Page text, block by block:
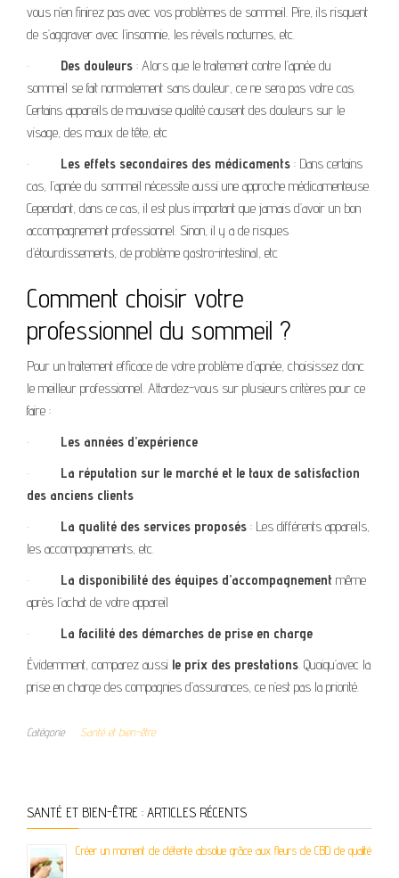
vous n’en finirez pas avec vos problèmes de sommeil. Pire, ils risquent
de s’aggraver avec l’insomnie, les réveils nocturnes, etc.
·
Des douleurs : Alors que le traitement contre l’apnée du
sommeil se fait normalement sans douleur, ce ne sera pas votre cas.
Certains appareils de mauvaise qualité causent des douleurs sur le
visage, des maux de tête, etc
·
Les effets secondaires des médicaments : Dans certains
cas, l’apnée du sommeil nécessite aussi une approche médicamenteuse.
Cependant, dans ce cas, il est plus important que jamais d’avoir un bon
accompagnement professionnel. Sinon, il y a de risques
d’étourdissements, de problème gastro-intestinal, etc
Comment choisir votre
professionnel du sommeil ?
Pour un traitement efficace de votre problème d’apnée, choisissez donc
le meilleur professionnel. Attardez-vous sur plusieurs critères pour ce
faire :
·
Les années d’expérience
·
La réputation sur le marché et le taux de satisfaction
des anciens clients
· La qualité des services proposés : Les différents appareils,
les accompagnements, etc.
·
La disponibilité des équipes d’accompagnement même
après l’achat de votre appareil
· La facilité des démarches de prise en charge
Évidemment, comparez aussi le prix des prestations. Quoiqu’avec la
prise en charge des compagnies d’assurances, ce n’est pas la priorité.
Catégorie Santé et bien-être
SANTÉ ET BIEN-ÊTRE : ARTICLES RÉCENTS
Créer un moment de détente absolue grâce aux fleurs de CBD de qualité